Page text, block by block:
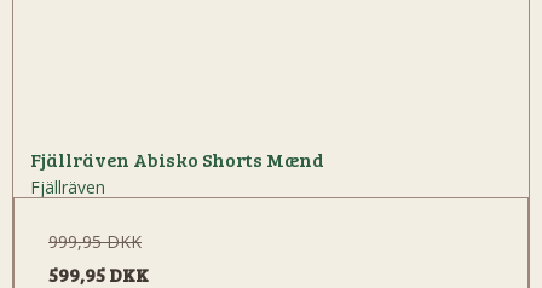
Fjällräven Abisko Shorts Mænd
Fjällräven
999,95 DKK
599,95 DKK